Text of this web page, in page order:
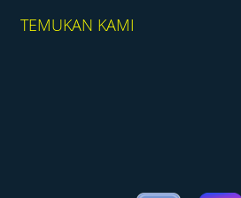
TEMUKAN KAMI